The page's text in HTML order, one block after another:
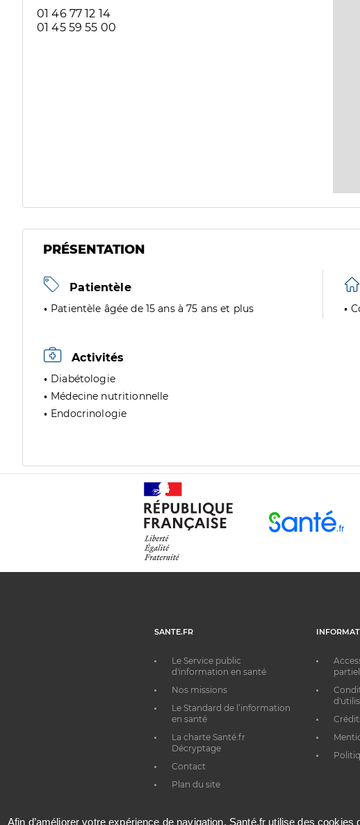
01 46 77 12 14
01 45 59 55 00
PRÉSENTATION
Patientèle
Patientèle âgée de 15 ans à 75 ans et plus
Activités
Diabétologie
Médecine nutritionnelle
Endocrinologie
SANTE.FR
Le Service public
d'information en santé
Nos missions
Le Standard de l’information
en santé
La charte Santé.fr
Décryptage
Contact
Plan du site
Afin d’améliorer votre expérience de navigation, Santé.fr utilise des